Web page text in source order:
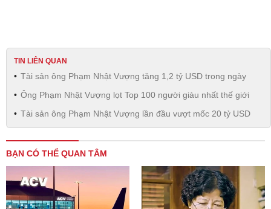
TIN LIÊN QUAN
Tài sản ông Phạm Nhật Vượng tăng 1,2 tỷ USD trong ngày
Ông Phạm Nhật Vượng lọt Top 100 người giàu nhất thế giới
Tài sản ông Phạm Nhật Vượng lần đầu vượt mốc 20 tỷ USD
BẠN CÓ THỂ QUAN TÂM